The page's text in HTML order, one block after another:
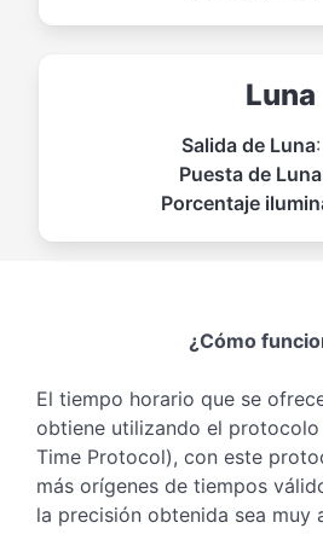
Luna
Salida de Luna
Puesta de Luna
Porcentaje
¿Cómo
El tiempo horario que se
obtiene utilizando el
Time Protocol), con este
más orígenes de tiempos
la precisión obtenida sea muy